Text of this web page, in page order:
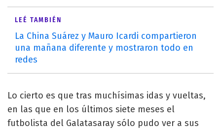
LEÉ TAMBIÉN
La China Suárez y Mauro Icardi compartieron
una mañana diferente y mostraron todo en
redes
Lo cierto es que tras muchísimas idas y vueltas,
en las que en los últimos siete meses el
futbolista del Galatasaray sólo pudo ver a sus